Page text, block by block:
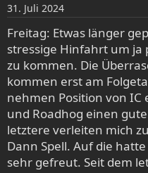
n
e
n
:
31. Juli 2024
Freitag: Etwas länger
stressige Hinfahrt um ja
zu kommen. Die
kommen erst am
nehmen Position von
und Roadhog einen
letztere verleiten mich
Dann Spell. Auf die
sehr gefreut. Seit dem